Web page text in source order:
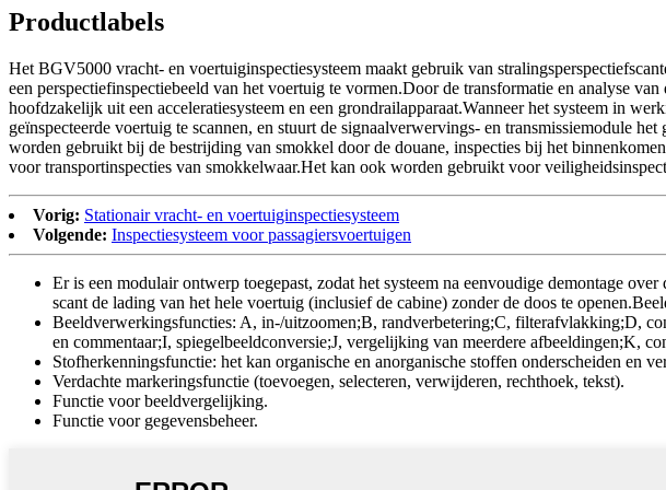
Productlabels
Het BGV5000 vracht- en voertuiginspectiesysteem maakt gebruik van
een ​​perspectiefinspectiebeeld van het voertuig te vormen.Door de transformatie en analyse
hoofdzakelijk uit een acceleratiesysteem en een grondrailapparaat.Wanneer het systeem in
geïnspecteerde voertuig te scannen, en stuurt de signaalverwervings- en transmissiemodule
worden gebruikt bij de bestrijding van smokkel door de douane, inspecties bij het
voor transportinspecties van smokkelwaar.Het kan ook worden gebruikt voor
Vorig: Stationair vracht- en voertuiginspectiesysteem
Volgende: Inspectiesysteem voor passagiersvoertuigen
Er is een modulair ontwerp toegepast, zodat het systeem na eenvoudige demontage
scant de lading van het hele voertuig (inclusief de cabine) zonder de doos te
Beeldverwerkingsfuncties: A, in-/uitzoomen;B, randverbetering;C, filterafvlakking;D,
en commentaar;I, spiegelbeeldconversie;J, vergelijking van meerdere afbeeldingen;K,
Stofherkenningsfunctie: het kan organische en anorganische stoffen onderscheiden en
Verdachte markeringsfunctie (toevoegen, selecteren, verwijderen, rechthoek, tekst).
Functie voor beeldvergelijking.
Functie voor gegevensbeheer.